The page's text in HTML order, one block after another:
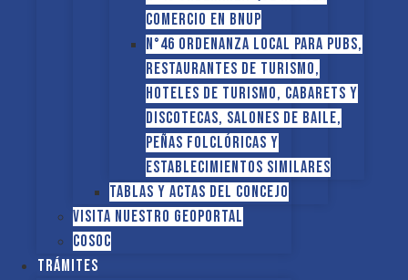
comercio en BNUP
N°46 Ordenanza local para pubs,
restaurantes de turismo,
hoteles de turismo, cabarets y
discotecas, salones de baile,
peñas folclóricas y
establecimientos similares
Tablas y Actas del Concejo
Visita nuestro GEOPORTAL
COSOC
Trámites